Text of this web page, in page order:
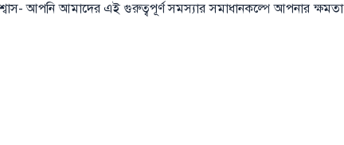
আপনি আমাদের এই গুরুত্বপূর্ণ সমস্যার সমাধানকল্পে আপনার ক্ষমতা